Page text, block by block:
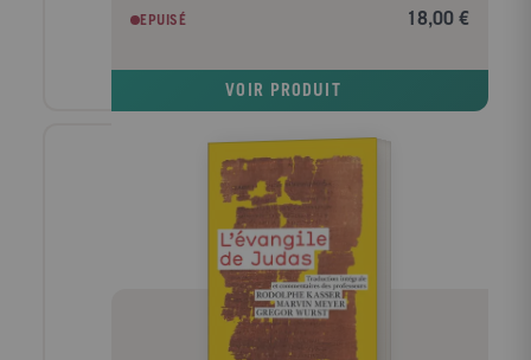
est possible d'en entendre l'inouï : "ce que l'oreille
n'a pas entendu" (1 Co 2, 9). Quel inouï annonce la
urgence, dit l'auteur. Dépossédée de son futur, notre
nous en sortirons pas sans changer notre manière de
penser. Car l'Evangile est cette parole qui n'a pas
pour fonction de résoudre des problèmes, mais de
donner l'envie de penser différemment. Face au
chaos qui vient, reste à entendre l'inouï du "bon
sens" ouvert par l'Evangile. Bon sens de penser à
l'Autre. Bon sens de vivre une conversion à la joie.
Bon sens de tendre l'oreille à l'Evangile inouï.
EPUISÉ 18,00 €
VOIR PRODUIT